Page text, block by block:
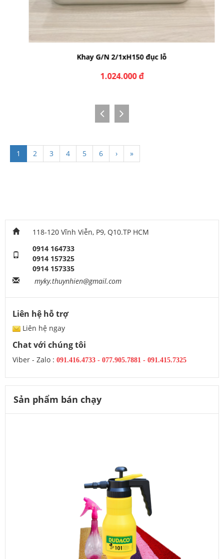
Khay G/N 2/1xH150 đục lỗ
1.024.000 đ
1 2 3 4 5 6 › »
118-120 Vĩnh Viễn, P9, Q10.TP HCM
0914 164733
0914 157325
0914 157335
myky.thuynhien@gmail.com
Liên hệ hỗ trợ
Liên hệ ngay
Chat với chúng tôi
Viber - Zalo : 091.416.4733 - 077.905.7881 - 091.415.7325
Sản phẩm bán chạy